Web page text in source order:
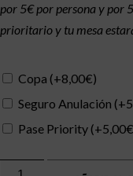
por 5€ por persona y por
prioritario y tu mesa
Copa (+8,00€)
Seguro Anulación (+
Pase Priority (+5,00€